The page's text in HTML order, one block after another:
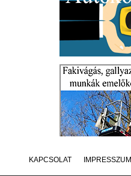
KAPCSOLAT IMPRESSZUM